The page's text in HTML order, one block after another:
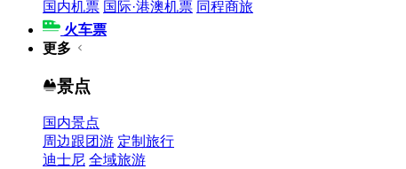
国内机票 国际·港澳机票 同程商旅
火车票
更多
景点
国内景点
周边跟团游 定制旅行
迪士尼 全域旅游